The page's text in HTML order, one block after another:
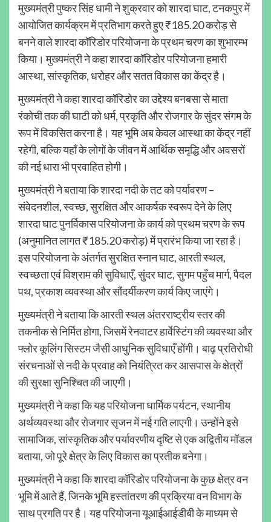
मुख्यमंत्री पुष्कर सिंह धामी ने शुक्रवार को शारदा घाट, टनकपुर में
आयोजित कार्यक्रम में प्रतिभाग करते हुए ₹185.20 करोड़ से
बनने वाले शारदा कॉरिडोर परियोजना के प्रथम चरण का शुभारम्भ
किया। मुख्यमंत्री ने कहा शारदा कॉरिडोर परियोजना हमारी
आस्था, सांस्कृतिक, धरोहर और सतत विकास का केंद्र है।
मुख्यमंत्री ने कहा शारदा कॉरिडोर का उद्देश्य बनबसा से माता
रंकोची तक की घाटी को धर्म, प्रकृति और रोजगार के सुंदर संगम के
रूप में विकसित करना है। यह भूमि अब केवल आस्था का केंद्र नहीं
रहेगी, बल्कि यहाँ के लोगों के जीवन में आर्थिक समृद्धि और अवसरों
की नई धारा भी प्रवाहित होगी।
मुख्यमंत्री ने बताया कि शारदा नदी के तट को पर्यावरण –
संवेदनशील, स्वच्छ, सुरक्षित और आकर्षक स्वरूप देने के लिए
शारदा घाट पुनर्विकास परियोजना के कार्य को प्रथम चरण के रूप
(अनुमानित लागत ₹185.20 करोड़) में प्रारंभ किया जा रहा है।
इस परियोजना के अंतर्गत सुरक्षित स्नान घाट, आरती स्थल,
स्वच्छता एवं विश्राम की सुविधाएँ, सुंदर घाट, सुगम पहुँच मार्ग, पैदल
पथ, प्रकाश व्यवस्था और सौंदर्यीकरण कार्य किए जाएंगे।
मुख्यमंत्री ने बताया कि आरती स्थल अंतरराष्ट्रीय स्तर की
तकनीक से निर्मित होगा, जिसमें रेनवाटर हार्वेस्टिंग की व्यवस्था और
फ्लोर कूलिंग सिस्टम जैसी आधुनिक सुविधाएँ होंगी। बाढ़ प्रतिरोधी
संरचनाओं से नदी के प्रवाह को नियंत्रित कर आसपास के क्षेत्रों
की सुरक्षा सुनिश्चित की जाएगी।
मुख्यमंत्री ने कहा कि यह परियोजना धार्मिक पर्यटन, स्थानीय
अर्थव्यवस्था और रोजगार सृजन में नई गति लाएगी। उन्होंने इसे
सामाजिक, सांस्कृतिक और पर्यावरणीय दृष्टि से एक अद्वितीय मॉडल
बताया, जो पूरे क्षेत्र के लिए विकास का प्रतीक बनेगा।
मुख्यमंत्री ने कहा कि शारदा कॉरिडोर परियोजना के कुछ क्षेत्र वन
भूमि में आते हैं, जिनके भूमि हस्तांतरण की प्रक्रिया वन विभाग के
साथ प्रगति पर है। यह परियोजना यूआईआईडीबी के माध्यम से